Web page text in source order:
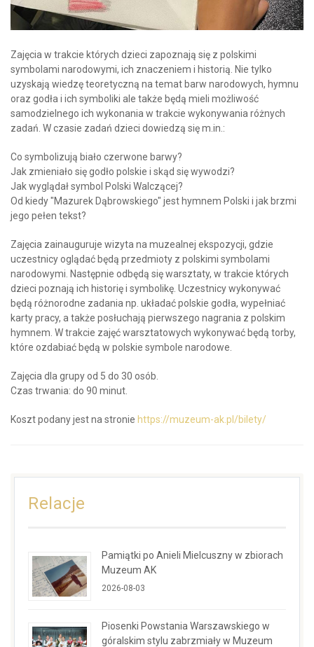
Zajęcia w trakcie których dzieci zapoznają się z polskimi
symbolami narodowymi, ich znaczeniem i historią. Nie tylko
uzyskają wiedzę teoretyczną na temat barw narodowych, hymnu
oraz godła i ich symboliki ale także będą mieli możliwość
samodzielnego ich wykonania w trakcie wykonywania różnych
zadań. W czasie zadań dzieci dowiedzą się m.in.:
Co symbolizują biało czerwone barwy?
Jak zmieniało się godło polskie i skąd się wywodzi?
Jak wyglądał symbol Polski Walczącej?
Od kiedy "Mazurek Dąbrowskiego" jest hymnem Polski i jak brzmi
jego pełen tekst?
Zajęcia zainauguruje wizyta na muzealnej ekspozycji, gdzie
uczestnicy oglądać będą przedmioty z polskimi symbolami
narodowymi. Następnie odbędą się warsztaty, w trakcie których
dzieci poznają ich historię i symbolikę. Uczestnicy wykonywać
będą różnorodne zadania np. układać polskie godła, wypełniać
karty pracy, a także posłuchają pierwszego nagrania z polskim
hymnem. W trakcie zajęć warsztatowych wykonywać będą torby,
które ozdabiać będą w polskie symbole narodowe.
Zajęcia dla grupy od 5 do 30 osób.
Czas trwania: do 90 minut.
Koszt podany jest na stronie https://muzeum-ak.pl/bilety/
Relacje
Pamiątki po Anieli Mielcuszny w zbiorach
Muzeum AK
2026-08-03
Piosenki Powstania Warszawskiego w
góralskim stylu zabrzmiały w Muzeum